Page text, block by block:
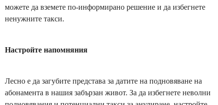
можете да вземете по-информирано решение и да избегнете
ненужните такси.
Настройте напомняния
Лесно е да загубите представа за датите на подновяване на
абонамента в нашия забързан живот. За да избегнете неволни